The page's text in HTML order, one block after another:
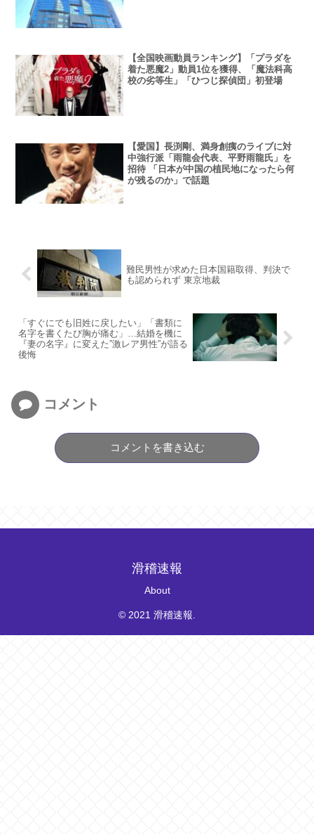
【全国映画動員ランキング】「プラダを
着た悪魔2」動員1位を獲得、「魔法科高
校の劣等生」「ひつじ探偵団」初登場
【愛国】長渕剛、満身創痍のライブに対
中強行派「雨龍会代表、平野雨龍氏」を
招待 「日本が中国の植民地になったら何
が残るのか」で話題
難民男性が求めた日本国籍取得、判決で
も認められず 東京地裁
「すぐにでも旧姓に戻したい」「書類に
名字を書くたび胸が痛む」…結婚を機に
『妻の名字』に変えた”激レア男性”が語る
後悔
コメント
コメントを書き込む
滑稽速報
About
© 2021 滑稽速報.